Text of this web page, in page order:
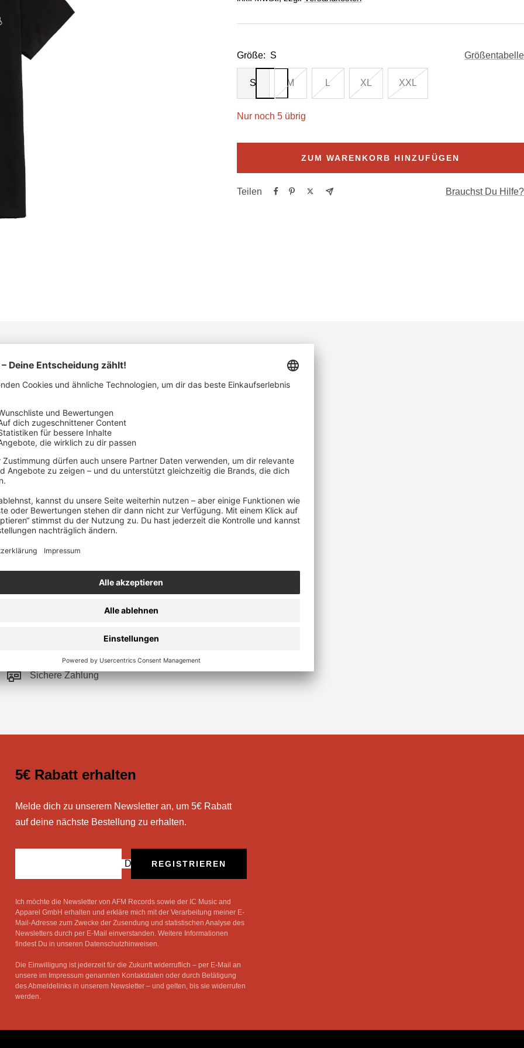
Größe: S Größentabelle
S M L XL XXL
Nur noch 5 übrig
ZUM WARENKORB HINZUFÜGEN
Teilen Brauchst Du Hilfe?
Sichere Zahlung
5€ Rabatt erhalten
Melde dich zu unserem Newsletter an, um 5€ Rabatt
auf deine nächste Bestellung zu erhalten.
Deine E-MailREGISTRIEREN
Ich möchte die Newsletter von AFM Records sowie der IC Music and
Apparel GmbH erhalten und erkläre mich mit der Verarbeitung meiner E-
Mail-Adresse zum Zwecke der Zusendung und statistischen Analyse des
Newsletters durch per E-Mail einverstanden. Weitere Informationen
findest Du in unseren Datenschutzhinweisen.
Die Einwilligung ist jederzeit für die Zukunft widerruflich – per E-Mail an
unsere im Impressum genannten Kontaktdaten oder durch Betätigung
des Abmeldelinks in unserem Newsletter – und gelten, bis sie widerrufen
werden.